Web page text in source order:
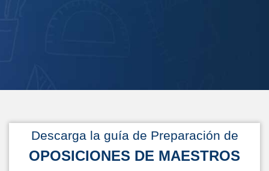
Descarga la guía de Preparación de
OPOSICIONES DE MAESTROS